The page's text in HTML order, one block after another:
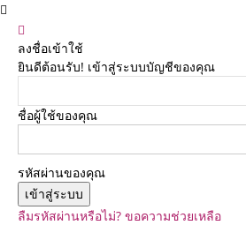
ลงชื่อเข้าใช้
ยินดีต้อนรับ! เข้าสู่ระบบบัญชีของคุณ
ชื่อผู้ใช้ของคุณ
รหัสผ่านของคุณ
ลืมรหัสผ่านหรือไม่? ขอความช่วยเหลือ